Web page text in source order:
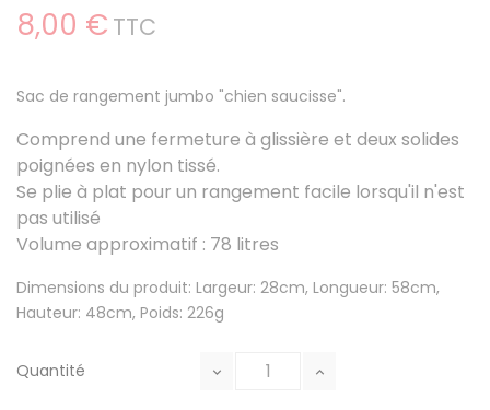
8,00 € TTC
Sac de rangement jumbo "chien saucisse".
Comprend une fermeture à glissière et deux solides
poignées en nylon tissé.
Se plie à plat pour un rangement facile lorsqu'il n'est
pas utilisé
Volume approximatif : 78 litres
Dimensions du produit: Largeur: 28cm, Longueur: 58cm,
Hauteur: 48cm, Poids: 226g
Quantité